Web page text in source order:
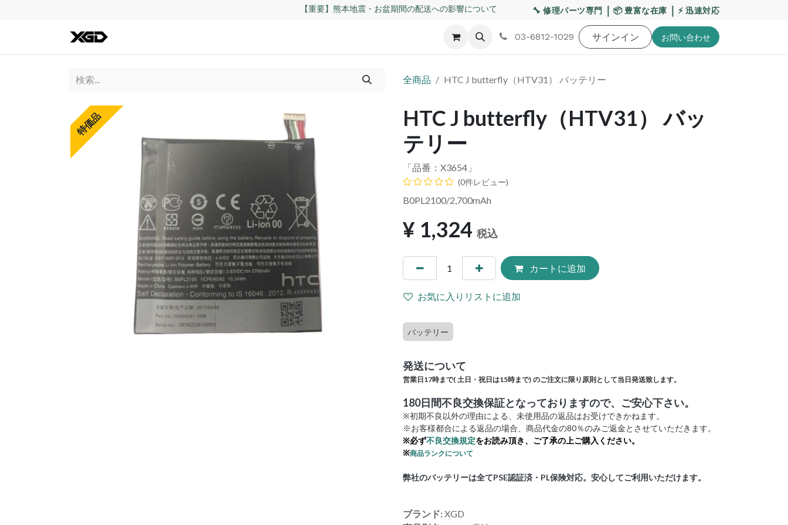
【重要】熊本地震・お盆期間の配送への影響について 【重要】平日の当日発送締切時間を17:00へ変更いたします
🔧 修理パーツ専門 ｜ 📦 豊富な在庫 ｜ ⚡ 迅速対応
不良交換規定 ゲーム機 バッテリー 工具・備品 特価品 ポイントに関して
03-6812-1029 サインイン お問い​合わせ
全商品 HTC J butterfly（HTV31） バッテリー
特価品
HTC J butterfly（HTV31） バッ
テリー
「品番： X3654 」
(0件レビュー)
B0PL2100/2,700mAh
¥ 1,324 税込
カートに追加
お気に入りリストに追加
バッテリー
発送について
営業日17時まで( 土日・祝日は15時まで) のご注文に限り原則として当日発送致します。
180日間不良交換保証となっておりますので、ご安心下さい。
※初期不良以外の理由による、未使用品の返品はお受けできかねます。
※お客様都合による返品の場合、商品代金の80％のみご返金とさせていただきます。
※必ず不良交換規定をお読み頂き、ご了承の上ご購入ください。
※商品ランクについて
弊社のバッテリーは全てPSE認証済・PL保険対応。安心してご利用いただけます。
ブランド:XGD